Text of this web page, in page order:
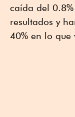
caída del
resultados y
40% en lo que